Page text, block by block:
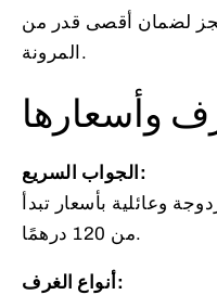
لضمان أقصى قدر من
المرونة.
وأسعارها
الجواب السريع:
وعائلية بأسعار تبدأ
من 120 درهمًا.
أنواع الغرف: